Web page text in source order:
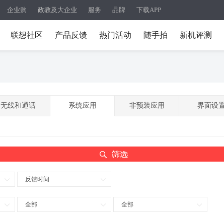
企业购 政教及大企业 服务 品牌 下载APP
联想社区 产品反馈 热门活动 随手拍 新机评测
无线和通话 系统应用 非预装应用 界面设
反馈时间
全部 全部